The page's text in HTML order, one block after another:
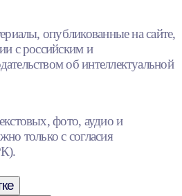
опубликованные на сайте,
с российским и
об интеллектуальной
фото, аудио и
только с согласия